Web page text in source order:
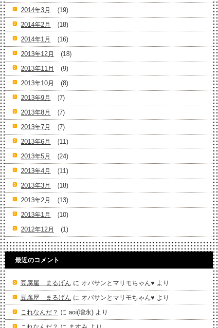
2014年3月
(19)
2014年2月
(18)
2014年1月
(16)
2013年12月
(18)
2013年11月
(9)
2013年10月
(8)
2013年9月
(7)
2013年8月
(7)
2013年7月
(7)
2013年6月
(11)
2013年5月
(24)
2013年4月
(11)
2013年3月
(18)
2013年2月
(13)
2013年1月
(10)
2012年12月
(1)
最近のコメント
豆腐屋 まるげん に オバサンとマリモちゃん♥️ より
豆腐屋 まるげん に オバサンとマリモちゃん♥️ より
これなんだ？ に aoi(増永) より